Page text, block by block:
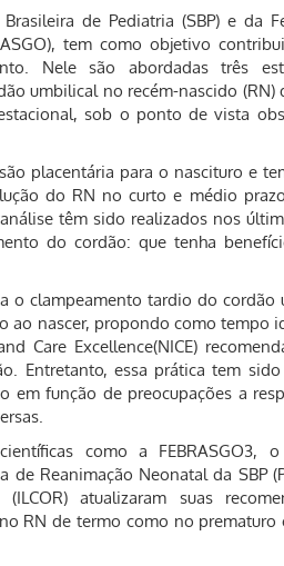
de Pediatria (SBP) e da
tem como objetivo
Nele são abordadas três
umbilical no recém-nascido (RN)
sob o ponto de vista
placentária para o nascituro e
do RN no curto e médio
têm sido realizados nos
do cordão: que tenha
o clampeamento tardio do cordão
ao nascer, propondo como tempo
Care Excellence(NICE)
Entretanto, essa prática tem
em função de preocupações a
como a FEBRASGO3,
Reanimação Neonatal da SBP
atualizaram suas
RN de termo como no prematuro